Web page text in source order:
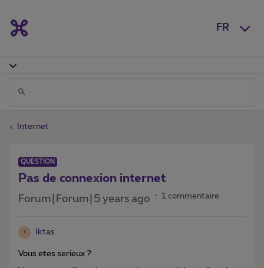
FR
Internet
QUESTION
Pas de connexion internet
Forum|Forum|5 years ago 1 commentaire
Iktas
Vous etes serieux ?